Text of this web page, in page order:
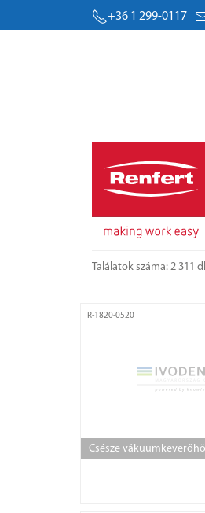
+36 1 299-0117
Találatok száma: 2 311
R-1820-0520
Csésze